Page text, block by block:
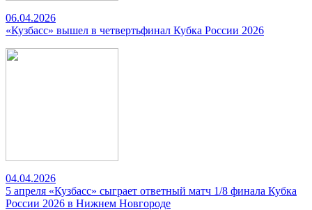
06.04.2026
«Кузбасс» вышел в четвертьфинал Кубка России 2026
04.04.2026
5 апреля «Кузбасс» сыграет ответный матч 1/8 финала Кубка
России 2026 в Нижнем Новгороде